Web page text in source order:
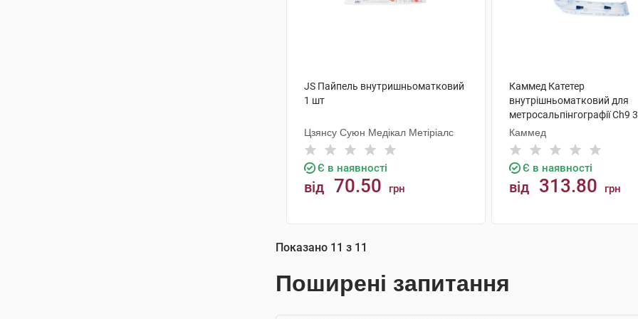
JS Пайпель внутришньоматковий
1 шт
Цзянсу Суюн Медікал Метіріалс
Є в наявності
від 70.50 грн
Каммед Катетер
внутрішньоматковий для
метросальпінгографії Ch9
мм 1 шт
Каммед
Є в наявності
від 313.80 грн
Показано 11 з 11
Поширені запитання